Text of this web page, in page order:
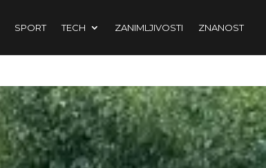
SPORT TECH ZANIMLJIVOSTI ZNANOST